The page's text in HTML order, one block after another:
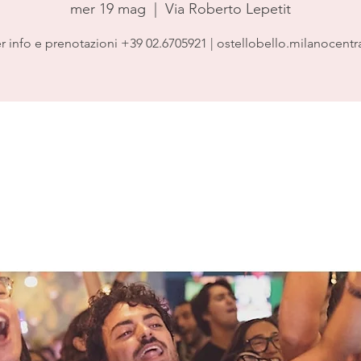
mer 19 mag Via Roberto Lepetit
info e prenotazioni +39 02.6705921 |